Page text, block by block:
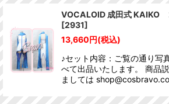
VOCALOID 成田式 KAIKO
[2931]
13,660円(税込)
♪セット内容：ご覧の通り写
べて出品いたします。 商品
ましては